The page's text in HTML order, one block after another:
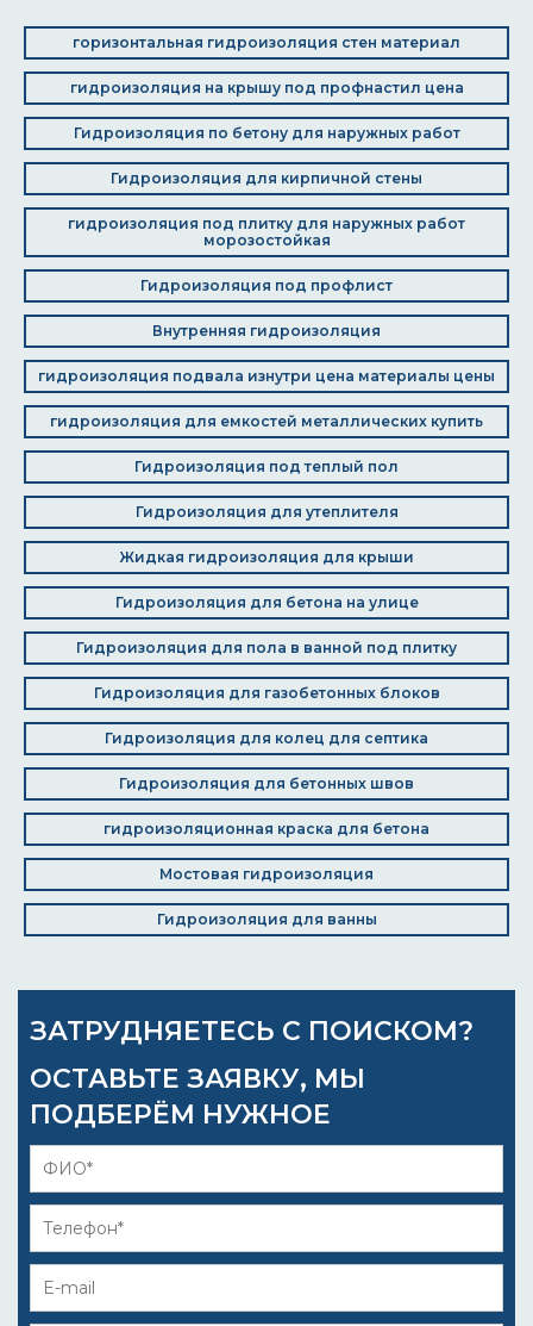
горизонтальная гидроизоляция стен материал
гидроизоляция на крышу под профнастил цена
Гидроизоляция по бетону для наружных работ
Гидроизоляция для кирпичной стены
гидроизоляция под плитку для наружных работ
морозостойкая
Гидроизоляция под профлист
Внутренняя гидроизоляция
гидроизоляция подвала изнутри цена материалы цены
гидроизоляция для емкостей металлических купить
Гидроизоляция под теплый пол
Гидроизоляция для утеплителя
Жидкая гидроизоляция для крыши
Гидроизоляция для бетона на улице
Гидроизоляция для пола в ванной под плитку
Гидроизоляция для газобетонных блоков
Гидроизоляция для колец для септика
Гидроизоляция для бетонных швов
гидроизоляционная краска для бетона
Мостовая гидроизоляция
Гидроизоляция для ванны
ЗАТРУДНЯЕТЕСЬ С ПОИСКОМ?
ОСТАВЬТЕ ЗАЯВКУ, МЫ
ПОДБЕРЁМ НУЖНОЕ